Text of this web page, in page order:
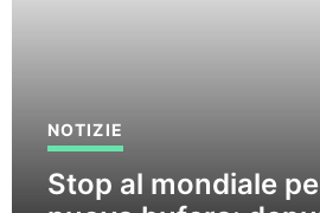
NOTIZIE
Stop al mondiale